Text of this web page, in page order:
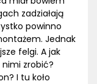
zadziałają
powinno
Jednak
felgi. A jak
zrobić?
I tu koło